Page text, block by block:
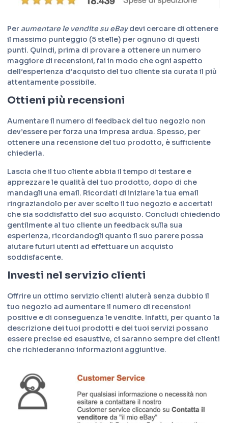
Per aumentare le vendite su eBay devi cercare di ottenere
il massimo punteggio (5 stelle) per ognuno di questi
punti. Quindi, prima di provare a ottenere un numero
maggiore di recensioni, fai in modo che ogni aspetto
dell’esperienza d’acquisto del tuo cliente sia curata il più
attentamente possibile.
Ottieni più recensioni
Aumentare il numero di feedback del tuo negozio non
dev’essere per forza una impresa ardua. Spesso, per
ottenere una recensione del tuo prodotto, è sufficiente
chiederla.
Lascia che il tuo cliente abbia il tempo di testare e
apprezzare le qualità del tuo prodotto, dopo di che
mandagli una email. Ricordati di iniziare la tua email
ringraziandolo per aver scelto il tuo negozio e accertati
che sia soddisfatto del suo acquisto. Concludi chiedendo
gentilmente al tuo cliente un feedback sulla sua
esperienza, ricordandogli quanto il suo parere possa
aiutare futuri utenti ad effettuare un acquisto
soddisfacente.
Investi nel servizio clienti
Offrire un ottimo servizio clienti aiuterà senza dubbio il
tuo negozio ad aumentare il numero di recensioni
positive e di conseguenza le vendite. Infatti, per quanto la
descrizione dei tuoi prodotti e dei tuoi servizi possano
essere precise ed esaustive, ci saranno sempre dei clienti
che richiederanno informazioni aggiuntive.